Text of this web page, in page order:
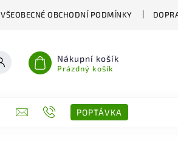
VŠEOBECNÉ OBCHODNÍ PODMÍNKY
Nákupní košík
Prázdný košík
KONTAKTY POPTÁVKA